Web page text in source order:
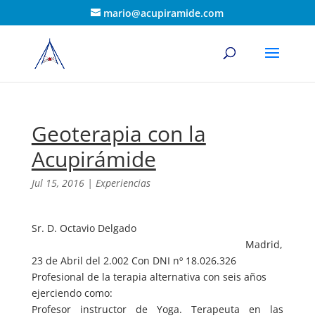
mario@acupiramide.com
Geoterapia con la
Acupirámide
Jul 15, 2016| Experiencias
Sr. D. Octavio Delgado
Madrid,
23 de Abril del 2.002 Con DNI nº 18.026.326
Profesional de la terapia alternativa con seis años
ejerciendo como:
Profesor instructor de Yoga. Terapeuta en las